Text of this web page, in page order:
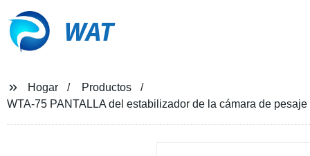
WAT
Hogar
Productos
WTA-75 PANTALLA del estabilizador de la cámara de